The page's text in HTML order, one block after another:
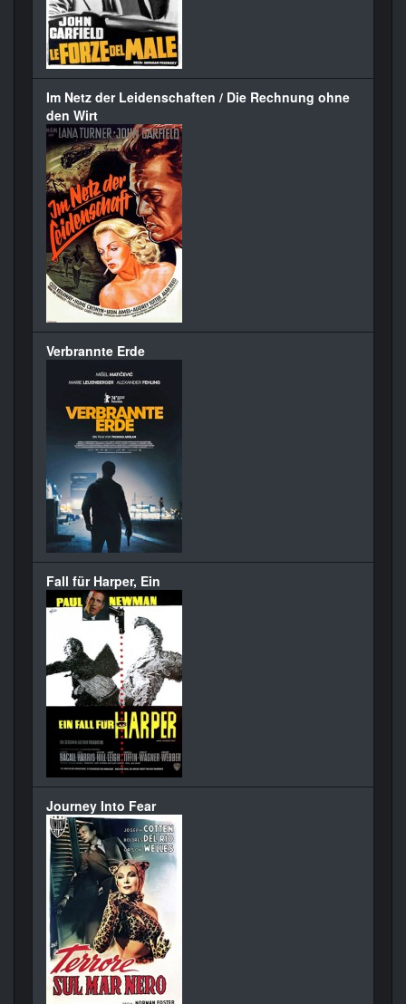
Im Netz der Leidenschaften / Die Rechnung ohne
den Wirt
Verbrannte Erde
Fall für Harper, Ein
Journey Into Fear